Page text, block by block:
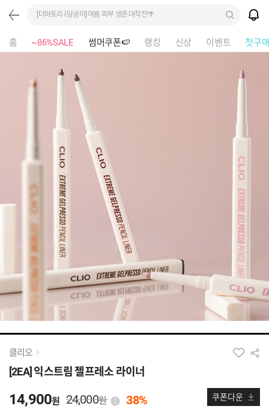
[더마토리 l 담곰이] 여름 피부 생존 대작전🌴
홈 ~86%SALE 썸머쿠폰🍉 랭킹 신상 이벤트 첫구
클리오
[2EA] 익스트림 젤프레소 라이너
14,900원 24,000원 38% 쿠폰다운